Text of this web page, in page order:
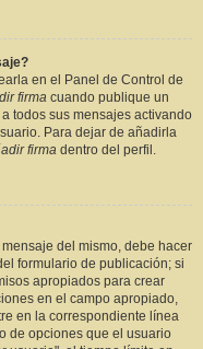
en el Panel de Control de
firma cuando publique un
todos sus mensajes activando
Para dejar de añadirla
firma dentro del perfil.
del mismo, debe hacer
formulario de publicación; si
apropiados para crear
en el campo apropiado,
en la correspondiente línea
de opciones que el usuario